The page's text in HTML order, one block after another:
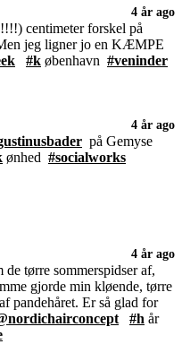
4 år ago
centimeter forskel på
jeg ligner jo en KÆMPE
#k øbenhavn #veninder
4 år ago
på Gemyse
ønhed #socialworks
4 år ago
tørre sommerspidser af,
gjorde min kløende, tørre
pandehåret. Er så glad for
#h år